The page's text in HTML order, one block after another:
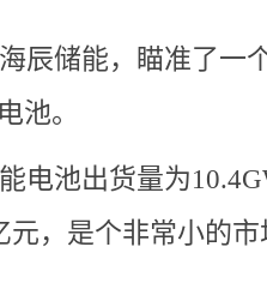
辰储能，瞄准了一
池。
电池出货量为
元，是个非常小的市